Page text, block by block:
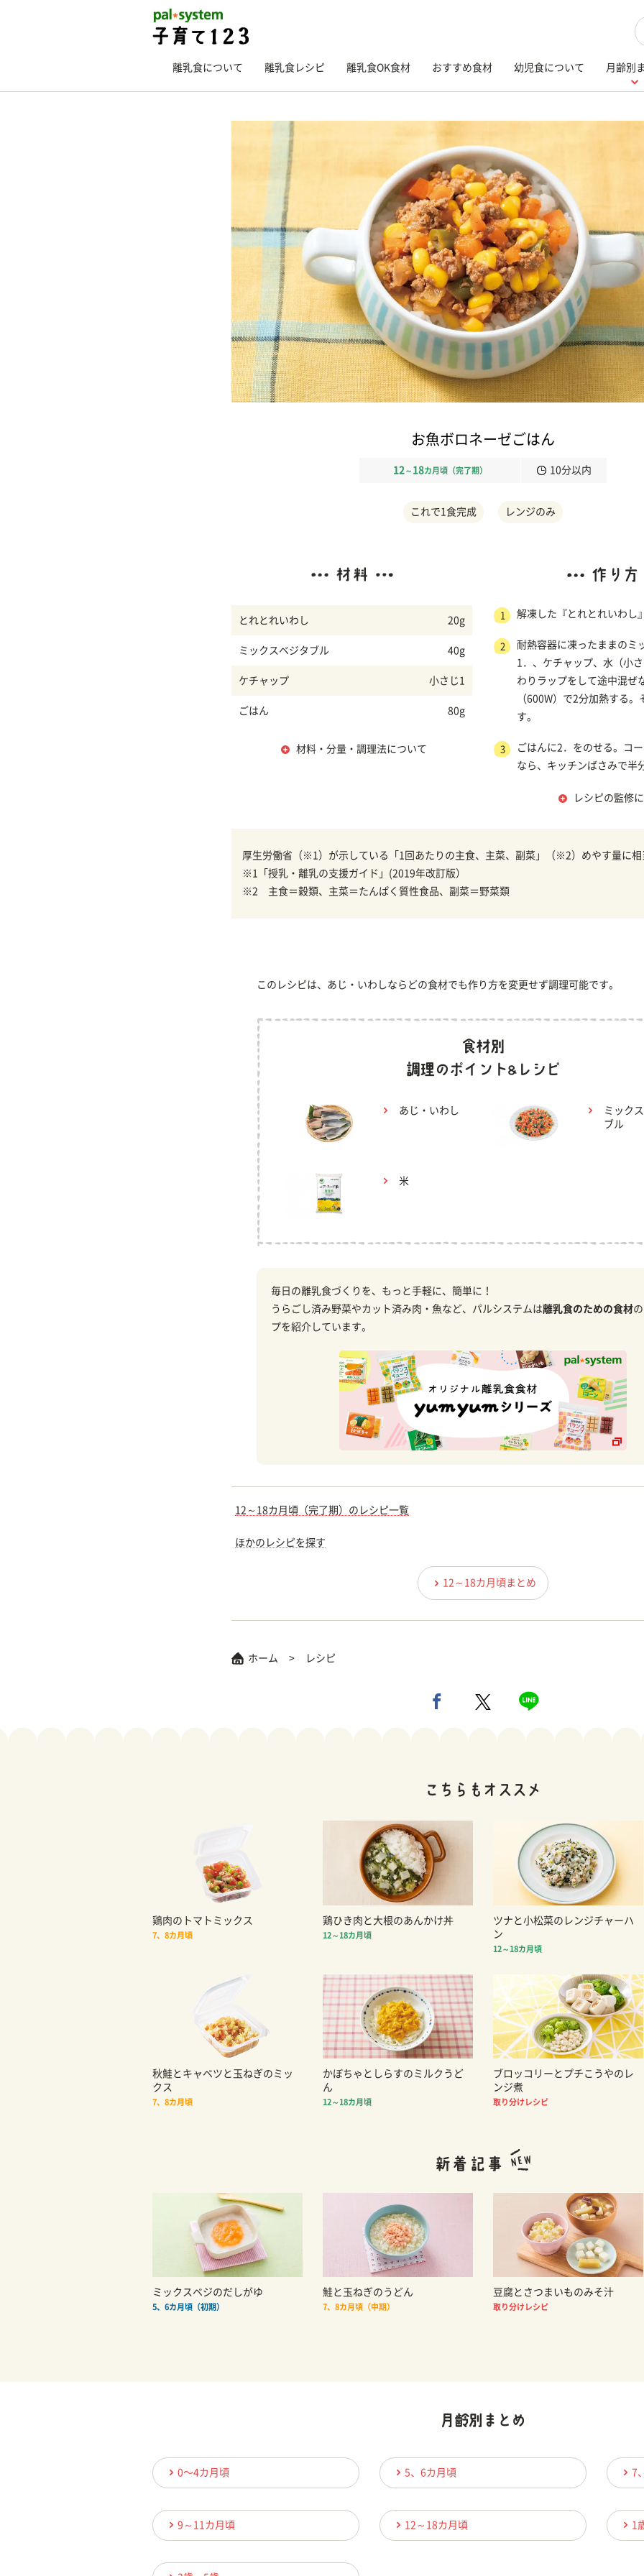
離乳食について 離乳食レシピ 離乳食OK食材 おすすめ食材 幼児食について 月齢別
お魚ボロネーゼごはん
12 ～ 18カ月頃（完了期） 10分以内
これで1食完成 レンジのみ
とれとれいわし 20g
ミックスベジタブル 40g
ケチャップ 小さじ1
ごはん 80g
材料・分量・調理法について
1 解凍した『とれとれいわし
2
耐熱容器に凍ったままのミ
1．、ケチャップ、水（小
わりラップをして途中混ぜ
（600W）で2分加熱する
す。
3
ごはんに2．をのせる。コ
なら、キッチンばさみで半
レシピの監修
厚生労働省（※1）が示している「1回あたりの主食、主菜、副菜」（※2）めやす量に相
※1「授乳・離乳の支援ガイド」(2019年改訂版）
※2 主食＝穀類、主菜＝たんぱく質性食品、副菜＝野菜類
このレシピは、あじ・いわしならどの食材でも作り方を変更せず調理可能です。
あじ・いわし
ミック
ブル
米
毎日の離乳食づくりを、もっと手軽に、簡単に！
うらごし済み野菜やカット済み肉・魚など、パルシステムは離乳食のための食材
プを紹介しています。
12～18カ月頃（完了期）のレシピ一覧
ほかのレシピを探す
12～18カ月頃まとめ
ホーム レシピ
鶏肉のトマトミックス
7、8カ月頃
鶏ひき肉と大根のあんかけ丼
12～18カ月頃
ツナと小松菜のレンジチャーハ
ン
12～18カ月頃
秋鮭とキャベツと玉ねぎのミッ
クス
7、8カ月頃
かぼちゃとしらすのミルクうど
ん
12～18カ月頃
ブロッコリーとプチこうやのレ
ンジ煮
取り分けレシピ
ミックスベジのだしがゆ
5、6カ月頃（初期）
鮭と玉ねぎのうどん
7、8カ月頃（中期）
豆腐とさつまいものみそ汁
取り分けレシピ
0〜4カ月頃 5、6カ月頃 7
9～11カ月頃 12～18カ月頃 1